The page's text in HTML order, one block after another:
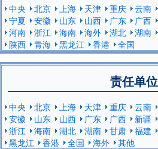
中央 北京 上海 天津 重庆 云南
宁夏
安徽 山东 山西 广东 广西
河南
浙江 海南 海外 湖北 湖南
陕西
青海 黑龙江 香港 全国
责任单位
中央 北京 上海 天津 重庆 云南
安徽
山东 山西 广东 广西 新疆
浙江
海南 湖北 湖南 甘肃 福建
黑龙江
香港 全国 海外 其他